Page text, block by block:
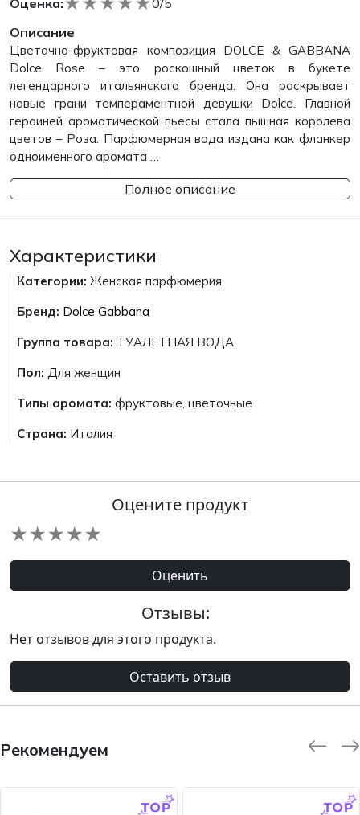
Оценка:
0/5
Описание
Цветочно-фруктовая композиция DOLCE & GABBANA
Dolce Rose – это роскошный цветок в букете
легендарного итальянского бренда. Она раскрывает
новые грани темпераментной девушки Dolce. Главной
героиней ароматической пьесы стала пышная королева
цветов – Роза. Парфюмерная вода издана как фланкер
одноименного аромата …
Полное описание
Характеристики
Категории: Женская парфюмерия
Бренд: Dolce Gabbana
Группа товара: ТУАЛЕТНАЯ ВОДА
Пол: Для женщин
Типы аромата: фруктовые, цветочные
Страна: Италия
Оцените продукт
★
★
★
★
★
Оценить
Отзывы:
Нет отзывов для этого продукта.
Оставить отзыв
Рекомендуем